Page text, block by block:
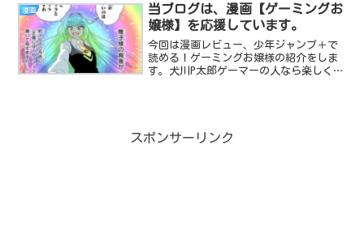
るでしょう。29歳のお姉さんが、ご飯を
食べる漫画！「ご...
漫画
当ブログは、漫画【ゲーミングお
嬢様】を応援しています。
今回は漫画レビュー、少年ジャンプ＋で
読める！ゲーミングお嬢様の紹介をしま
す。犬川P太郎ゲーマーの人なら楽しく読
スポンサーリンク